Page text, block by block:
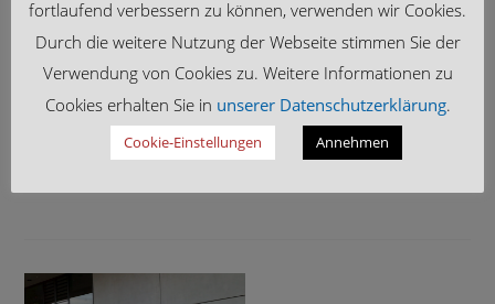
Berlin!
Unsere 9. Klassen in Berlin vor dem Brandenburger Tor
Hinweis: Ein Schüler wurde auf eigenen Wunsch
unkenntlich gemacht. 20 Schüler, 21 Schülerinnen der 9.
fortlaufend verbessern zu können, verwenden wir Cookies.
Durch die weitere Nutzung der Webseite stimmen Sie der
Verwendung von Cookies zu. Weitere Informationen zu
Cookies erhalten Sie in unserer Datenschutzerklärung.
Cookie-Einstellungen Annehmen